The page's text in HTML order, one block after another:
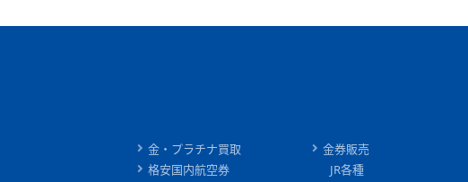
金・プラチナ買取
格安国内航空券
金券販売
JR各種